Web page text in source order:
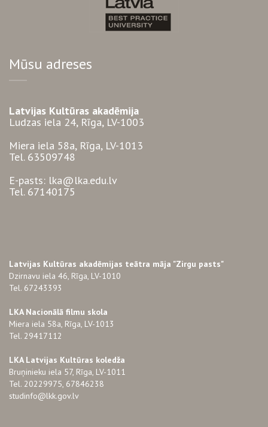
Mūsu adreses
Latvijas Kultūras akadēmija
Ludzas iela 24, Rīga, LV-1003
Miera iela 58a, Rīga, LV-1013
Tel. 63509748
E-pasts: lka@lka.edu.lv
Tel. 67140175
Latvijas Kultūras akadēmijas teātra māja "Zirgu pasts"
Dzirnavu iela 46, Rīga, LV-1010
Tel. 67243393
LKA Nacionālā filmu skola
Miera iela 58a, Rīga, LV-1013
Tel. 29417112
LKA Latvijas Kultūras koledža
Bruņinieku iela 57, Rīga, LV-1011
Tel. 20229975, 67846238
studinfo@lkk.gov.lv